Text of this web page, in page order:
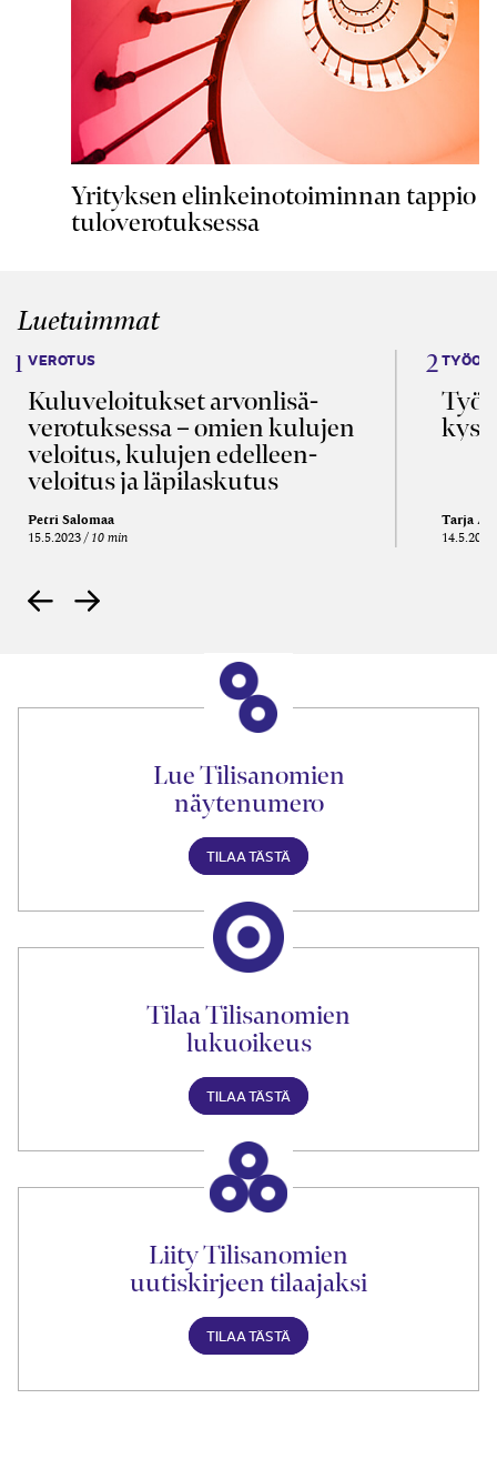
Yrityksen elinkeinotoiminnan tappio
tuloverotuksessa
Luetuimmat
VEROTUS
Kulu­veloitukset arvon­lisä­
verotuksessa – omien kulujen
veloitus, kulujen edelleen­
veloitus ja läpi­laskutus
Petri Salomaa
15.5.2023 10 min
Tarja
14.5.2021
Lue Tilisanomien
näytenumero
TILAA TÄSTÄ
Tilaa Tilisanomien
lukuoikeus
TILAA TÄSTÄ
Liity Tilisanomien
uutiskirjeen tilaajaksi
TILAA TÄSTÄ